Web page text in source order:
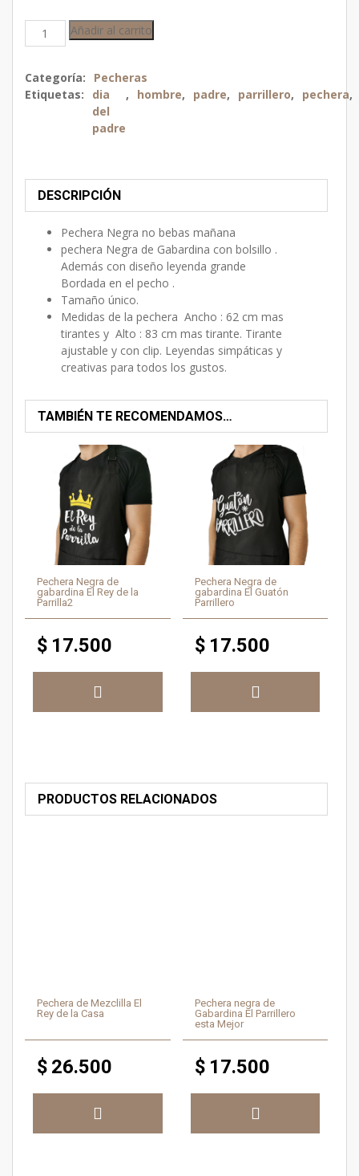
Añadir al carrito
Categoría:
Pecheras
Etiquetas:
dia
del
padre
, hombre, padre, parrillero, pechera,
DESCRIPCIÓN
Pechera Negra no bebas mañana
pechera Negra de Gabardina con bolsillo .
Además con diseño leyenda grande
Bordada en el pecho .
Tamaño único.
Medidas de la pechera Ancho : 62 cm mas
tirantes y Alto : 83 cm mas tirante. Tirante
ajustable y con clip. Leyendas simpáticas y
creativas para todos los gustos.
TAMBIÉN TE RECOMENDAMOS…
Pechera Negra de
gabardina El Rey de la
Parrilla2
$ 17.500
Pechera Negra de
gabardina El Guatón
Parrillero
$ 17.500
PRODUCTOS RELACIONADOS
Pechera de Mezclilla El
Rey de la Casa
$ 26.500
Pechera negra de
Gabardina El Parrillero
esta Mejor
$ 17.500